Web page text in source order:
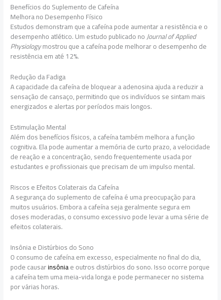
Benefícios do Suplemento de Cafeína
Melhora no Desempenho Físico
Estudos demonstram que a cafeína pode aumentar a resistência e o
desempenho atlético. Um estudo publicado noJournal of Applied
Physiologymostrou que a cafeína pode melhorar o desempenho de
resistência em até 12%.
Redução da Fadiga
A capacidade da cafeína de bloquear a adenosina ajuda a reduzir a
sensação de cansaço, permitindo que os indivíduos se sintam mais
energizados e alertas por períodos mais longos.
Estimulação Mental
Além dos benefícios físicos, a cafeína também melhora a função
cognitiva. Ela pode aumentar a memória de curto prazo, a velocidade
de reação e a concentração, sendo frequentemente usada por
estudantes e profissionais que precisam de um impulso mental.
Riscos e Efeitos Colaterais da Cafeína
A segurança do suplemento de cafeína é uma preocupação para
muitos usuários. Embora a cafeína seja geralmente segura em
doses moderadas, o consumo excessivo pode levar a uma série de
efeitos colaterais.
Insônia e Distúrbios do Sono
O consumo de cafeína em excesso, especialmente no final do dia,
pode causarinsôniae outros distúrbios do sono. Isso ocorre porque
a cafeína tem uma meia-vida longa e pode permanecer no sistema
por várias horas.